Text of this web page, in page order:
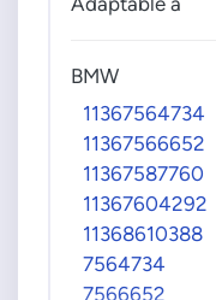
BMW
11367564734
11367566652
11367587760
11367604292
11368610388
7564734
7566652